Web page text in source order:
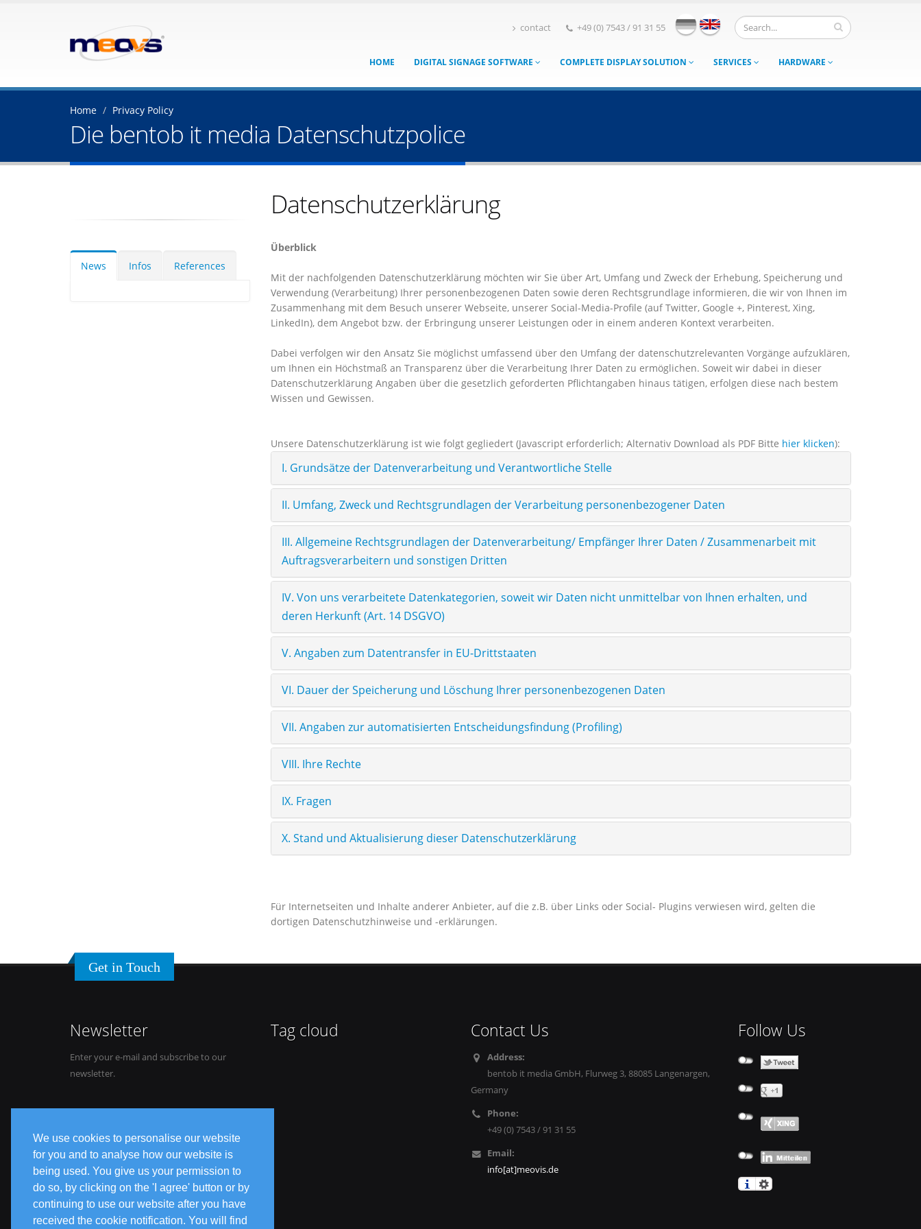
We use cookies to personalise our website
for you and to analyse how our website is
being used. You give us your permission to
do so, by clicking on the 'I agree' button or by
continuing to use our website after you have
received the cookie notification. You will find
contact +49 (0) 7543 / 91 31 55
HOME DIGITAL SIGNAGE SOFTWARE COMPLETE DISPLAY SOLUTION SERVICES HARDWARE
Home Privacy Policy
Die bentob it media Datenschutzpolice
News Infos References
Datenschutzerklärung
Überblick
Mit der nachfolgenden Datenschutzerklärung möchten wir Sie über Art, Umfang und Zweck der Erhebung, Speicherung und
Verwendung (Verarbeitung) Ihrer personenbezogenen Daten sowie deren Rechtsgrundlage informieren, die wir von Ihnen im
Zusammenhang mit dem Besuch unserer Webseite, unserer Social-Media-Profile (auf Twitter, Google +, Pinterest, Xing,
LinkedIn), dem Angebot bzw. der Erbringung unserer Leistungen oder in einem anderen Kontext verarbeiten.
Dabei verfolgen wir den Ansatz Sie möglichst umfassend über den Umfang der datenschutzrelevanten Vorgänge aufzuklären,
um Ihnen ein Höchstmaß an Transparenz über die Verarbeitung Ihrer Daten zu ermöglichen. Soweit wir dabei in dieser
Datenschutzerklärung Angaben über die gesetzlich geforderten Pflichtangaben hinaus tätigen, erfolgen diese nach bestem
Wissen und Gewissen.
Unsere Datenschutzerklärung ist wie folgt gegliedert (Javascript erforderlich; Alternativ Download als PDF Bitte hier klicken):
I. Grundsätze der Datenverarbeitung und Verantwortliche Stelle
II. Umfang, Zweck und Rechtsgrundlagen der Verarbeitung personenbezogener Daten
III. Allgemeine Rechtsgrundlagen der Datenverarbeitung/ Empfänger Ihrer Daten / Zusammenarbeit mit
Auftragsverarbeitern und sonstigen Dritten
IV. Von uns verarbeitete Datenkategorien, soweit wir Daten nicht unmittelbar von Ihnen erhalten, und
deren Herkunft (Art. 14 DSGVO)
V. Angaben zum Datentransfer in EU-Drittstaaten
VI. Dauer der Speicherung und Löschung Ihrer personenbezogenen Daten
VII. Angaben zur automatisierten Entscheidungsfindung (Profiling)
VIII. Ihre Rechte
IX. Fragen
X. Stand und Aktualisierung dieser Datenschutzerklärung
Für Internetseiten und Inhalte anderer Anbieter, auf die z.B. über Links oder Social- Plugins verwiesen wird, gelten die
dortigen Datenschutzhinweise und -erklärungen.
Get in Touch
Newsletter
Enter your e-mail and subscribe to our
newsletter.
Tag cloud Contact Us
Address:
bentob it media GmbH, Flurweg 3, 88085 Langenargen,
Germany
Phone:
+49 (0) 7543 / 91 31 55
Email:
info[at]meovis.de
Follow Us